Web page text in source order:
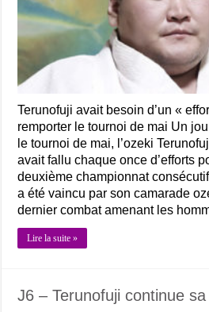
Terunofuji avait besoin d’un «
remporter le tournoi de mai Un
le tournoi de mai, l’ozeki
avait fallu chaque once d’efforts
deuxième championnat
a été vaincu par son camarade
dernier combat amenant les
Lire la suite »
J6 – Terunofuji continue